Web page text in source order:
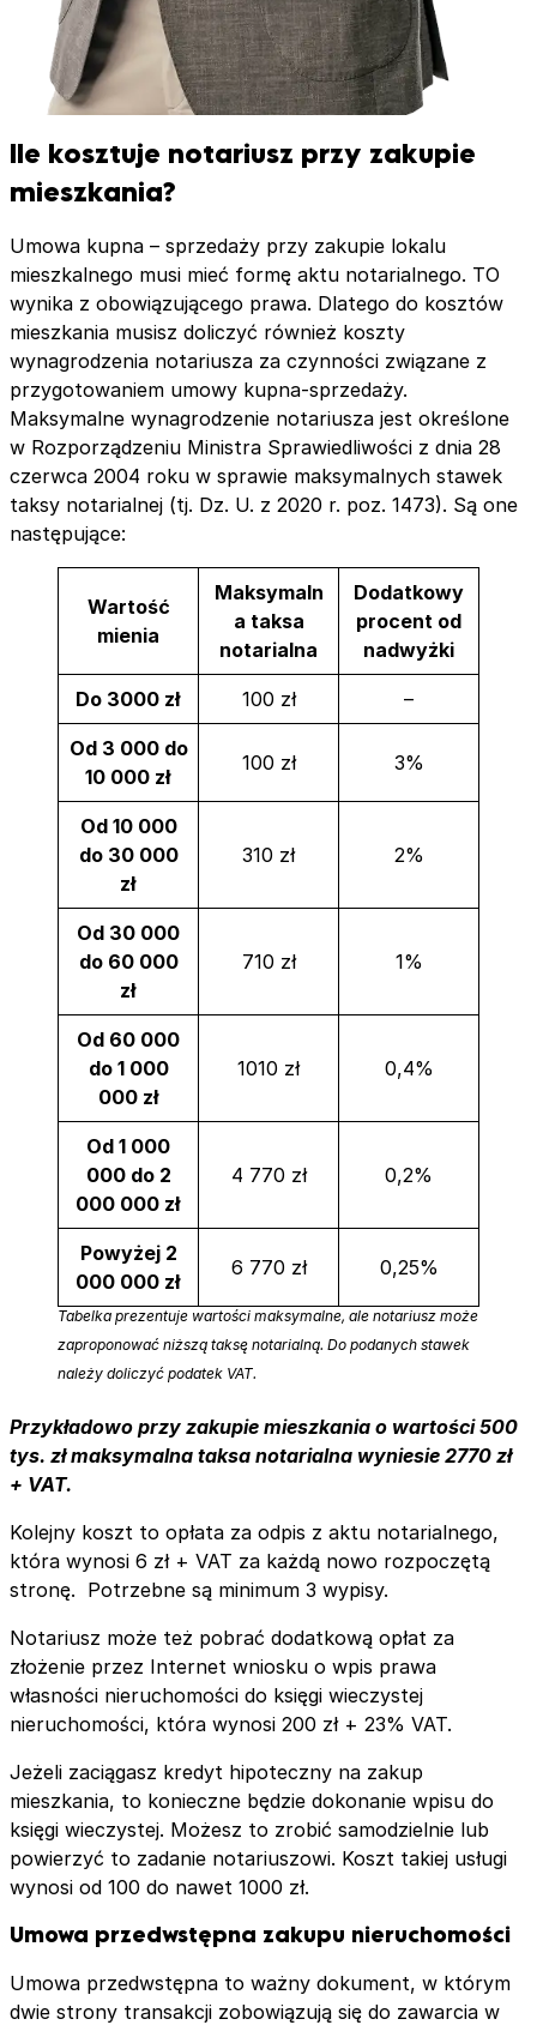
Ile kosztuje notariusz przy zakupie
mieszkania?
Umowa kupna – sprzedaży przy zakupie lokalu
mieszkalnego musi mieć formę aktu notarialnego. TO
wynika z obowiązującego prawa. Dlatego do kosztów
mieszkania musisz doliczyć również koszty
wynagrodzenia notariusza za czynności związane z
przygotowaniem umowy kupna-sprzedaży.
Maksymalne wynagrodzenie notariusza jest określone
w Rozporządzeniu Ministra Sprawiedliwości z dnia 28
czerwca 2004 roku w sprawie maksymalnych stawek
taksy notarialnej (tj. Dz. U. z 2020 r. poz. 1473). Są one
następujące:
Wartość
mienia
Maksymaln
a taksa
notarialna
Dodatkowy
procent od
nadwyżki
Do 3000 zł 100 zł –
Od 3 000 do
10 000 zł
100 zł 3%
Od 10 000
do 30 000
zł
310 zł 2%
Od 30 000
do 60 000
zł
710 zł 1%
Od 60 000
do 1 000
000 zł
1010 zł 0,4%
Od 1 000
000 do 2
000 000 zł
4 770 zł 0,2%
Powyżej 2
000 000 zł
6 770 zł 0,25%
Tabelka prezentuje wartości maksymalne, ale notariusz może
zaproponować niższą taksę notarialną. Do podanych stawek
należy doliczyć podatek VAT.
Przykładowo przy zakupie mieszkania o wartości 500
tys. zł maksymalna taksa notarialna wyniesie 2770 zł
+ VAT.
Kolejny koszt to opłata za odpis z aktu notarialnego,
która wynosi 6 zł + VAT za każdą nowo rozpoczętą
stronę. Potrzebne są minimum 3 wypisy.
Notariusz może też pobrać dodatkową opłat za
złożenie przez Internet wniosku o wpis prawa
własności nieruchomości do księgi wieczystej
nieruchomości, która wynosi 200 zł + 23% VAT.
Jeżeli zaciągasz kredyt hipoteczny na zakup
mieszkania, to konieczne będzie dokonanie wpisu do
księgi wieczystej. Możesz to zrobić samodzielnie lub
powierzyć to zadanie notariuszowi. Koszt takiej usługi
wynosi od 100 do nawet 1000 zł.
Umowa przedwstępna zakupu nieruchomości
Umowa przedwstępna to ważny dokument, w którym
dwie strony transakcji zobowiązują się do zawarcia w